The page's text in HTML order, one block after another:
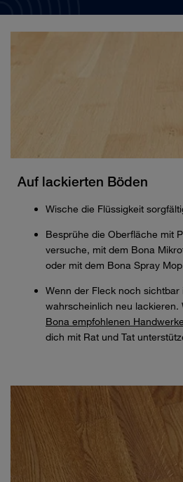
Auf lackierten Böden
Wische die Flüssigkeit
Besprühe die Oberfläche mit
versuche, mit dem Bona
oder mit dem Bona Spray
Wenn der Fleck noch
wahrscheinlich neu lackieren.
Bona empfohlenen
dich mit Rat und Tat